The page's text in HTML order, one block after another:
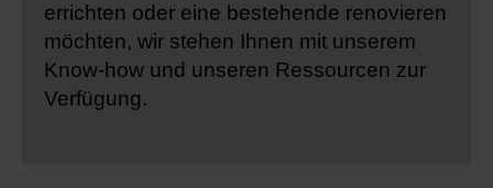
errichten oder eine bestehende renovieren
möchten, wir stehen Ihnen mit unserem
Know-how und unseren Ressourcen zur
Verfügung.